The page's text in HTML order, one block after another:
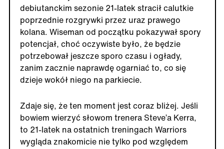
debiutanckim sezonie 21-latek stracił calutkie
poprzednie rozgrywki przez uraz prawego
kolana. Wiseman od początku pokazywał spory
potencjał, choć oczywiste było, że będzie
potrzebował jeszcze sporo czasu i ogłady,
zanim zacznie naprawdę ogarniać to, co się
dzieje wokół niego na parkiecie.
Zdaje się, że ten moment jest coraz bliżej. Jeśli
bowiem wierzyć słowom trenera Steve’a Kerra,
to 21-latek na ostatnich treningach Warriors
wygląda znakomicie nie tylko pod względem